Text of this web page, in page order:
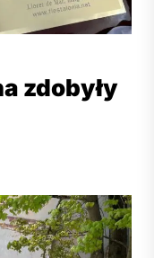
zdobyły